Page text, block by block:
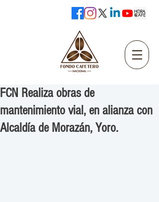
FCN Realiza obras de
mantenimiento vial, en alianza con
Alcaldía de Morazán, Yoro.